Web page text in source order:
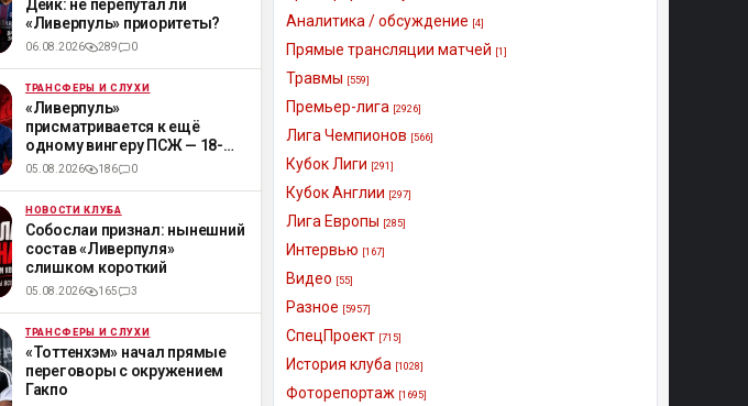
Дейк: не перепутал ли
«Ливерпуль» приоритеты?
06.08.2026 289 0
ТРАНСФЕРЫ И СЛУХИ
«Ливерпуль»
присматривается к ещё
одному вингеру ПСЖ — 18-
летнему Мбайе
05.08.2026 186 0
НОВОСТИ КЛУБА
Собослаи признал: нынешний
состав «Ливерпуля»
слишком короткий
05.08.2026 165 3
ТРАНСФЕРЫ И СЛУХИ
«Тоттенхэм» начал прямые
переговоры с окружением
Гакпо
Аналитика / обсуждение [4]
Прямые трансляции матчей [1]
Травмы [559]
Премьер-лига [2926]
Лига Чемпионов [566]
Кубок Лиги [291]
Кубок Англии [297]
Лига Европы [285]
Интервью [167]
Видео [55]
Разное [5957]
СпецПроект [715]
История клуба [1028]
Фоторепортаж [1695]